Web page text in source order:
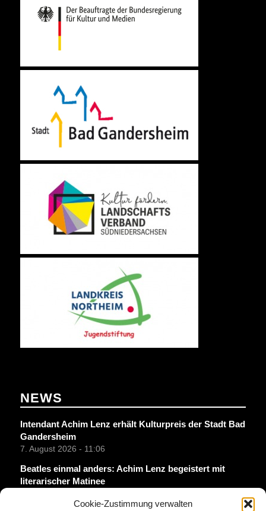
Cookie-Zustimmung verwalten
NEWS
Intendant Achim Lenz erhält Kulturpreis der Stadt Bad
Gandersheim
7. August 2026 - 11:06
Beatles einmal anders: Achim Lenz begeistert mit
literarischer Matinee